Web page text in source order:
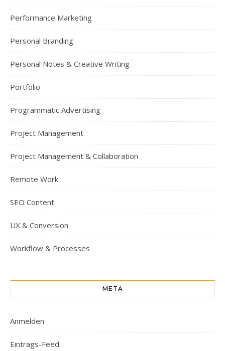
Performance Marketing
Personal Branding
Personal Notes & Creative Writing
Portfolio
Programmatic Advertising
Project Management
Project Management & Collaboration
Remote Work
SEO Content
UX & Conversion
Workflow & Processes
META
Anmelden
Eintrags-Feed